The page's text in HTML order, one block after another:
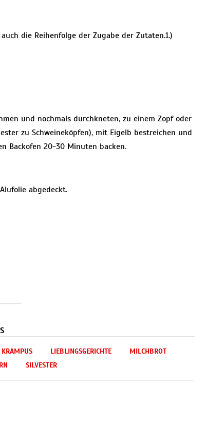
die Reihenfolge der Zugabe der Zutaten.1.)
und nochmals durchkneten, zu einem Zopf oder
zu Schweineköpfen), mit Eigelb bestreichen und
Backofen 20-30 Minuten backen.
abgedeckt.
KRAMPUS LIEBLINGSGERICHTE
MILCHBROT
SILVESTER